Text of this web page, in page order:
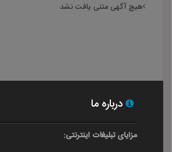
هیچ آگهی متنی یافت نشد
درباره ما
مزایای تبلیغات اینترنتی: